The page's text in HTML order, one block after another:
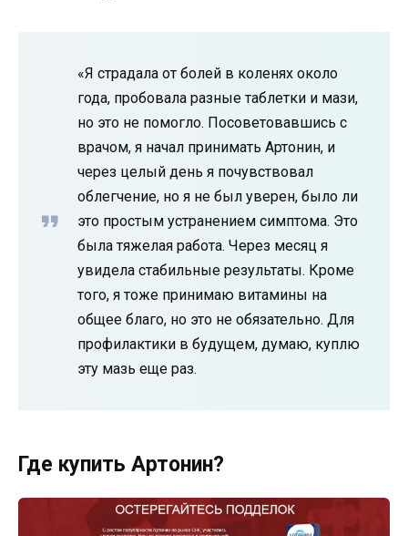
«Я страдала от болей в коленях около
года, пробовала разные таблетки и мази,
но это не помогло. Посоветовавшись с
врачом, я начал принимать Артонин, и
через целый день я почувствовал
облегчение, но я не был уверен, было ли
это простым устранением симптома. Это
была тяжелая работа. Через месяц я
увидела стабильные результаты. Кроме
того, я тоже принимаю витамины на
общее благо, но это не обязательно. Для
профилактики в будущем, думаю, куплю
эту мазь еще раз.
Где купить Артонин?